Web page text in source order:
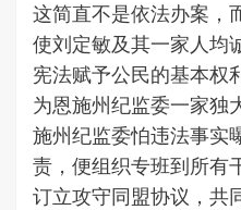
这简直不是依法办案，
使刘定敏及其一家人均
宪法赋予公民的基本权
为恩施州纪监委一家独
施州纪监委怕违法事实
责，便组织专班到所有
订立攻守同盟协议，共